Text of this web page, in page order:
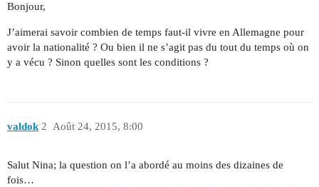
Bonjour,
J’aimerai savoir combien de temps faut-il vivre en Allemagne pour
avoir la nationalité ? Ou bien il ne s’agit pas du tout du temps où on
y a vécu ? Sinon quelles sont les conditions ?
valdok Août 24, 2015, 8:00
2
Salut Nina; la question on l’a abordé au moins des dizaines de
fois…